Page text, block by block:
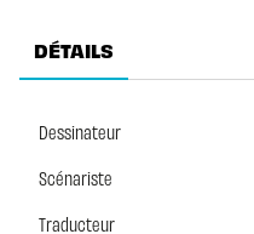
DÉTAILS
Dessinateur
Scénariste
Traducteur